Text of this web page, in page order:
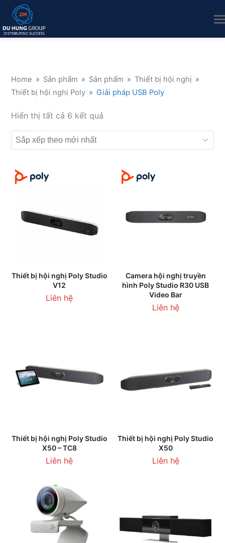
Home » Sản phẩm » Sản phẩm » Thiết bị hội nghị »
Thiết bị hội nghị Poly » Giải pháp USB Poly
Hiển thị tất cả 6 kết quả
sắp
xếp
Thiết bị hội nghị Poly Studio
V12
Liên hệ
Camera hội nghị truyền
hình Poly Studio R30 USB
Video Bar
Liên hệ
Thiết bị hội nghị Poly Studio
X50 – TC8
Liên hệ
Thiết bị hội nghị Poly Studio
X50
Liên hệ